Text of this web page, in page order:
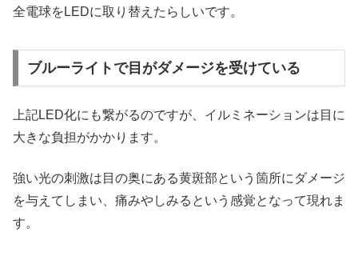
全電球をLEDに取り替えたらしいです。
ブルーライトで目がダメージを受けている
上記LED化にも繋がるのですが、イルミネーションは目に
大きな負担がかかります。
強い光の刺激は目の奥にある黄斑部という箇所にダメージ
を与えてしまい、痛みやしみるという感覚となって現れま
す。